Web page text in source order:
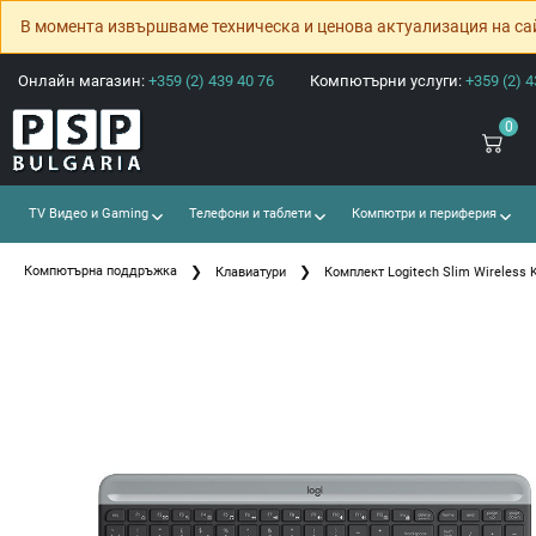
В момента извършваме техническа и ценова актуализация на
Онлайн магазин: +359 (2) 439 40 76 Компютърни услуги: +359 (2)
0
TV Видео и Gaming Телефони и таблети Компютри и периферия
Компютърна поддръжка Клавиатури Комплект Logitech Slim Wireless